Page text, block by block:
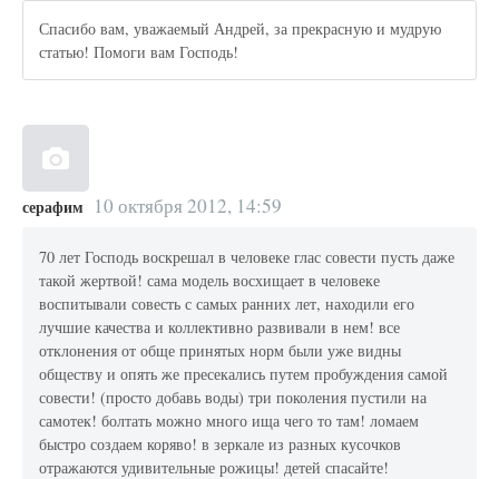
Спасибо вам, уважаемый Андрей, за прекрасную и мудрую
статью! Помоги вам Господь!
серафим 10 октября 2012, 14:59
70 лет Господь воскрешал в человеке глас совести пусть даже
такой жертвой! сама модель восхищает в человеке
воспитывали совесть с самых ранних лет, находили его
лучшие качества и коллективно развивали в нем! все
отклонения от обще принятых норм были уже видны
обществу и опять же пресекались путем пробуждения самой
совести! (просто добавь воды) три поколения пустили на
самотек! болтать можно много ища чего то там! ломаем
быстро создаем коряво! в зеркале из разных кусочков
отражаются удивительные рожицы! детей спасайте!